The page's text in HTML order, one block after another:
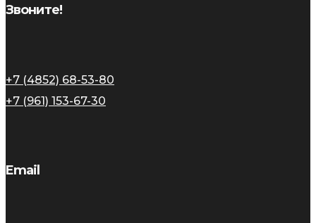
Звоните!
+7 (4852) 68-53-80
+7 (961) 153-67-30
Email